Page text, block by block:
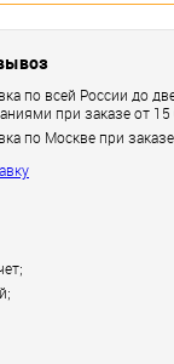
по всей России до
при заказе от 15
по Москве при